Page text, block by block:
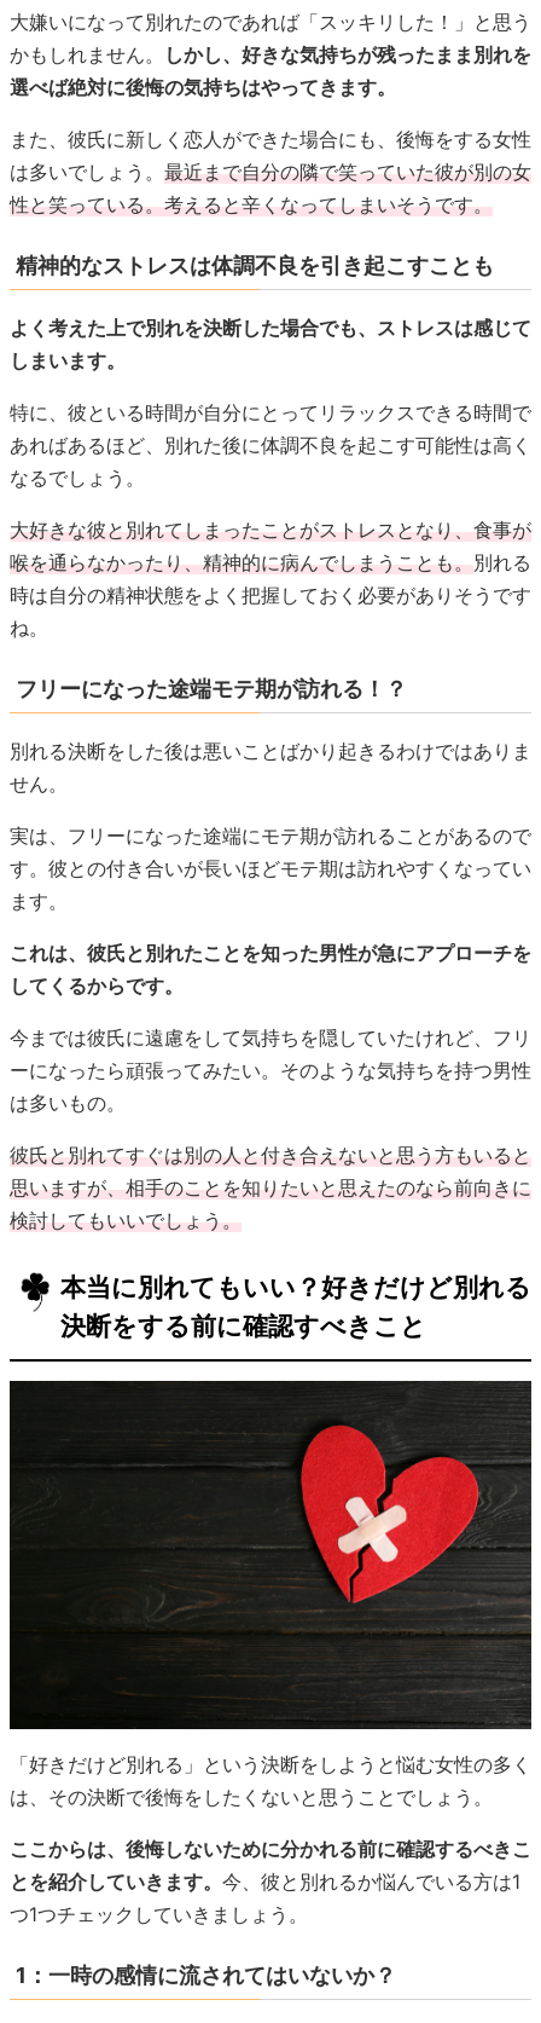
大嫌いになって別れたのであれば「スッキリした！」と思う
かもしれません。
しかし、好きな気持ちが残ったまま別れを
選べば絶対に後悔の気持ちはやってきます。
また、彼氏に新しく恋人ができた場合にも、後悔をする女性
は多いでしょう。 最近まで自分の隣で笑っていた彼が別の女
性と笑っている。考えると辛くなってしまいそうです。
精神的なストレスは体調不良を引き起こすことも
よく考えた上で別れを決断した場合でも、ストレスは感じて
しまいます。
特に、彼といる時間が自分にとってリラックスできる時間で
あればあるほど、別れた後に体調不良を起こす可能性は高く
なるでしょう。
大好きな彼と別れてしまったことがストレスとなり、食事が
喉を通らなかったり、精神的に病んでしまうことも。別れる
時は自分の精神状態をよく把握しておく必要がありそうです
ね。
フリーになった途端モテ期が訪れる！？
別れる決断をした後は悪いことばかり起きるわけではありま
せん。
実は、フリーになった途端にモテ期が訪れることがあるので
す。彼との付き合いが長いほどモテ期は訪れやすくなってい
ます。
これは、彼氏と別れたことを知った男性が急にアプローチを
してくるからです。
今までは彼氏に遠慮をして気持ちを隠していたけれど、フリ
ーになったら頑張ってみたい。そのような気持ちを持つ男性
は多いもの。
彼氏と別れてすぐは別の人と付き合えないと思う方もいると
思いますが、相手のことを知りたいと思えたのなら前向きに
検討してもいいでしょう。
本当に別れてもいい？好きだけど別れる
決断をする前に確認すべきこと
「好きだけど別れる」という決断をしようと悩む女性の多く
は、その決断で後悔をしたくないと思うことでしょう。
ここからは、後悔しないために分かれる前に確認するべきこ
とを紹介していきます。 今、彼と別れるか悩んでいる方は1
つ1つチェックしていきましょう。
1：一時の感情に流されてはいないか？